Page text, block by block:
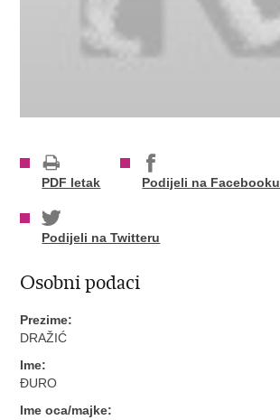
PDF letak Podijeli na Facebooku
Podijeli na Twitteru
Osobni podaci
Prezime:
DRAŽIĆ
Ime:
ĐURO
Ime oca/majke: